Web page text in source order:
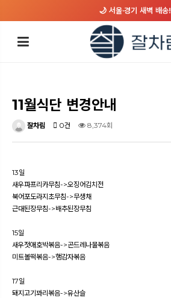
🌙 서울·경기 새벽 배송!
11월식단 변경안내
잘차림 0건 8,374회
13일
새우파프리카무침->오징어김치전
북어포도라지초무침->무생채
근대된장무침->배추된장무침
15일
새우젓애호박볶음->곤드레나물볶음
미트볼떡볶음->햄감자볶음
17일
돼지고기꽈리볶음->유산슬